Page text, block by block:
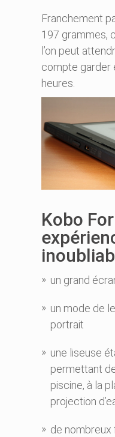
Franchement
197 grammes,
l’on peut
compte garder
heures.
Kobo
un grand
un mode de
portrait
une liseuse
permettant
piscine, à la
projection
de